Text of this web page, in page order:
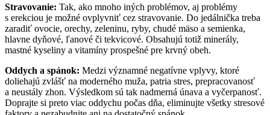
Stravovanie: Tak, ako mnoho iných problémov, aj problémy
s erekciou je možné ovplyvniť cez stravovanie. Do jedálnička treba
zaradiť ovocie, orechy, zeleninu, ryby, chudé mäso a semienka,
hlavne dyňové, ľanové či tekvicové. Obsahujú totiž minerály,
mastné kyseliny a vitamíny prospešné pre krvný obeh.
Oddych a spánok: Medzi významné negatívne vplyvy, ktoré
doliehajú zvlášť na moderného muža, patria stres, prepracovanosť
a neustály zhon. Výsledkom sú tak nadmerná únava a vyčerpanosť.
Doprajte si preto viac oddychu počas dňa, eliminujte všetky stresové